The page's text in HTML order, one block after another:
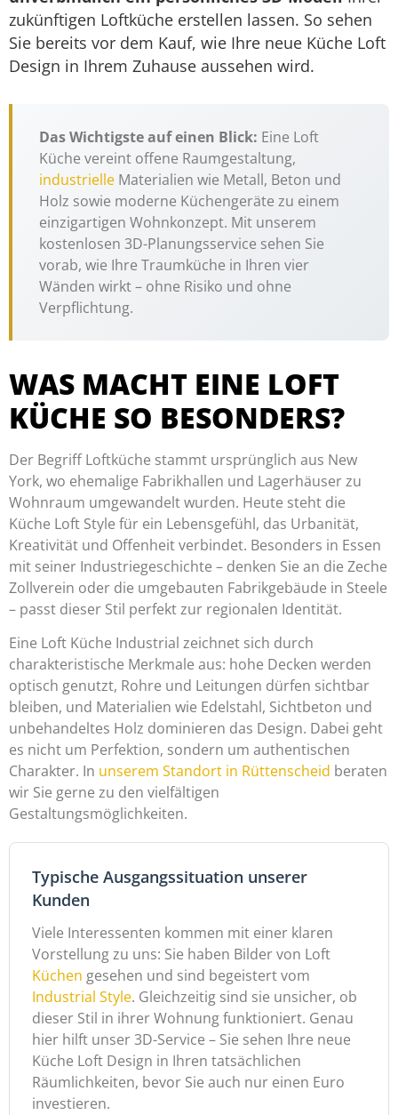
zukünftigen Loftküche erstellen lassen. So sehen
Sie bereits vor dem Kauf, wie Ihre neue Küche Loft
Design in Ihrem Zuhause aussehen wird.
Das Wichtigste auf einen Blick: Eine Loft
Küche vereint offene Raumgestaltung,
industrielle Materialien wie Metall, Beton und
Holz sowie moderne Küchengeräte zu einem
einzigartigen Wohnkonzept. Mit unserem
kostenlosen 3D-Planungsservice sehen Sie
vorab, wie Ihre Traumküche in Ihren vier
Wänden wirkt – ohne Risiko und ohne
Verpflichtung.
WAS MACHT EINE LOFT
KÜCHE SO BESONDERS?
Der Begriff Loftküche stammt ursprünglich aus New
York, wo ehemalige Fabrikhallen und Lagerhäuser zu
Wohnraum umgewandelt wurden. Heute steht die
Küche Loft Style für ein Lebensgefühl, das Urbanität,
Kreativität und Offenheit verbindet. Besonders in Essen
mit seiner Industriegeschichte – denken Sie an die Zeche
Zollverein oder die umgebauten Fabrikgebäude in Steele
– passt dieser Stil perfekt zur regionalen Identität.
Eine Loft Küche Industrial zeichnet sich durch
charakteristische Merkmale aus: hohe Decken werden
optisch genutzt, Rohre und Leitungen dürfen sichtbar
bleiben, und Materialien wie Edelstahl, Sichtbeton und
unbehandeltes Holz dominieren das Design. Dabei geht
es nicht um Perfektion, sondern um authentischen
Charakter. In unserem Standort in Rüttenscheid beraten
wir Sie gerne zu den vielfältigen
Gestaltungsmöglichkeiten.
Typische Ausgangssituation unserer
Kunden
Viele Interessenten kommen mit einer klaren
Vorstellung zu uns: Sie haben Bilder von Loft
Küchen gesehen und sind begeistert vom
Industrial Style. Gleichzeitig sind sie unsicher, ob
dieser Stil in ihrer Wohnung funktioniert. Genau
hier hilft unser 3D-Service – Sie sehen Ihre neue
Küche Loft Design in Ihren tatsächlichen
Räumlichkeiten, bevor Sie auch nur einen Euro
investieren.